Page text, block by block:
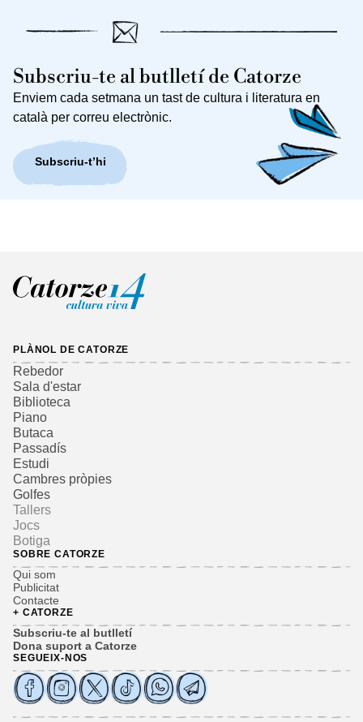
Subscriu-te al butlletí de Catorze
Enviem cada setmana un tast de cultura i literatura en
català per correu electrònic.
Subscriu-t’hi
PLÀNOL DE CATORZE
Rebedor
Sala d'estar
Biblioteca
Piano
Butaca
Passadís
Estudi
Cambres pròpies
Golfes
Tallers
Jocs
Botiga
SOBRE CATORZE
Qui som
Publicitat
Contacte
+ CATORZE
Subscriu-te al butlletí
Dona suport a Catorze
SEGUEIX-NOS